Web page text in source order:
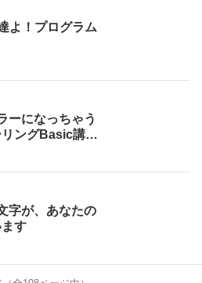
よ！プログラム
ーになっちゃう
ングBasic講
字が、あなたの
す